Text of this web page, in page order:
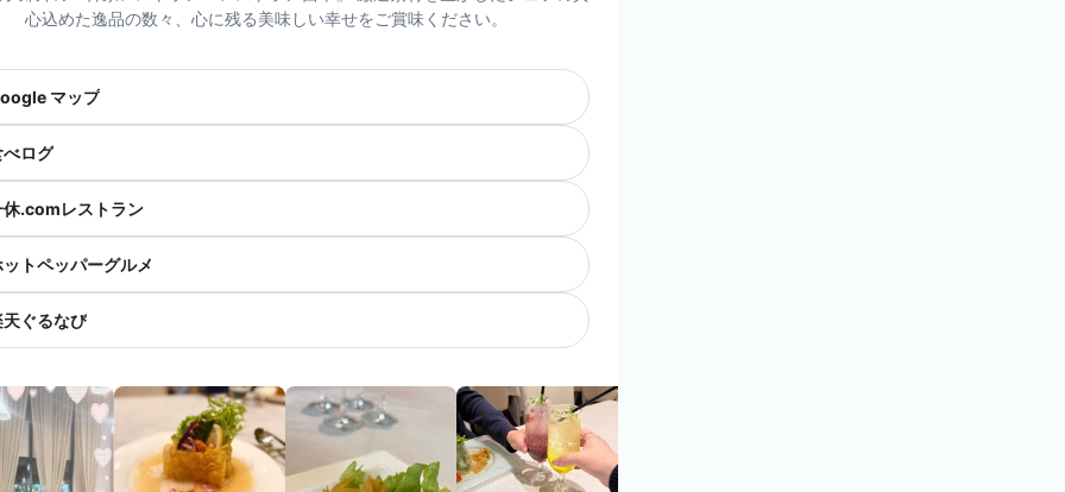
心込めた逸品の数々、心に残る美味しい幸せをご賞味ください。
マップ
べログ
休.comレストラン
ットペッパーグルメ
天ぐるなび